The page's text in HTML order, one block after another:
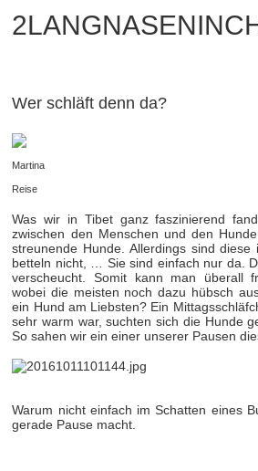
Wer schläft denn da?
Martina
Reise
Was wir in Tibet ganz faszinierend
zwischen den Menschen und den
streunende Hunde. Allerdings sind diese
betteln nicht, … Sie sind einfach nur da.
verscheucht. Somit kann man überall
wobei die meisten noch dazu hübsch
ein Hund am Liebsten? Ein
sehr warm war, suchten sich die Hunde
So sahen wir ein einer unserer Pausen
Warum nicht einfach im Schatten eines
gerade Pause macht.